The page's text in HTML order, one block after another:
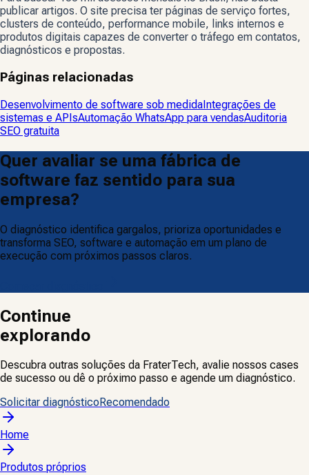
publicar artigos. O site precisa ter páginas de serviço fortes,
clusters de conteúdo, performance mobile, links internos e
produtos digitais capazes de converter o tráfego em contatos,
diagnósticos e propostas.
Páginas relacionadas
Desenvolvimento de software sob medidaIntegrações de
sistemas e APIsAutomação WhatsApp para vendasAuditoria
SEO gratuita
Quer avaliar se uma fábrica de
software faz sentido para sua
empresa?
O diagnóstico identifica gargalos, prioriza oportunidades e
transforma SEO, software e automação em um plano de
execução com próximos passos claros.
Continue
explorando
Descubra outras soluções da FraterTech, avalie nossos cases
de sucesso ou dê o próximo passo e agende um diagnóstico.
Solicitar diagnósticoRecomendado
Home
Produtos próprios